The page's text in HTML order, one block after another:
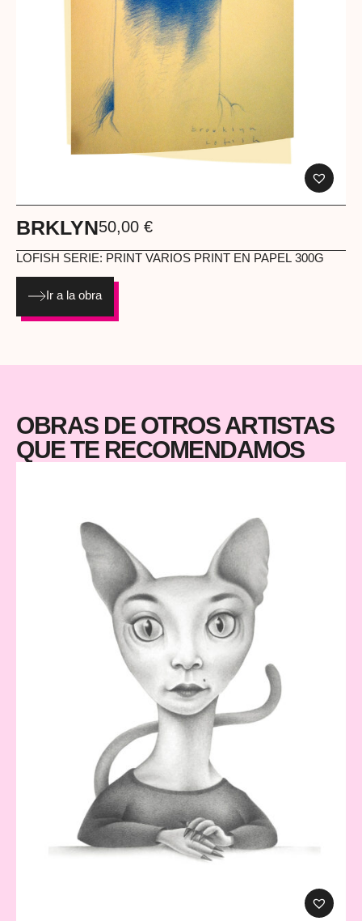
BRKLYN50,00 €
LOFISH SERIE: PRINT VARIOS PRINT EN PAPEL 300G
Ir a la obra
OBRAS DE OTROS ARTISTAS
QUE TE RECOMENDAMOS